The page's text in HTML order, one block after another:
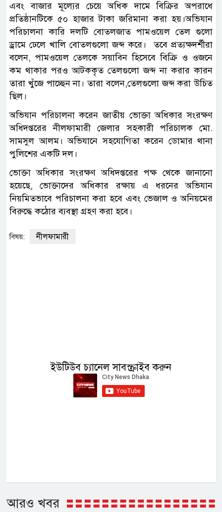
এবং বাজার মূল্যের চেয়ে অধিক দামে বিক্রির অপরাধে
প্রতিষ্ঠানটিকে ৫০ হাজার টাকা জরিমানা করা হয়।অভিযান
পরিচালনা কারি দলটি বোতলজাত পামওয়েল তেল গুলো
ড্রামে ঢেলে খালি বোতলগুলো জব্দ করে। তবে প্রত্যক্ষদর্শীরা
বলেন, পামওয়েল তেলকে সয়াবিন হিসেবে বিক্রি ও ওজনে
কম থাকার পরও আটককৃত তেলগুলো জব্দ না করার কারন
তারা খুঁজে পাচ্ছেন না। তারা বলেন,তেলগুলো জব্দ করা উচিত
ছিল।
অভিযান পরিচালনা করেন জাতীয় ভোক্তা অধিকার সংরক্ষণ
অধিদপ্তরের নীলফামারী জেলার সহকারী পরিচালক মো.
সামসুল আলম। অভিযানে সহযোগিতা করেন ডোমার থানা
পুলিশের একটি দল।
ভোক্তা অধিকার সংরক্ষণ অধিদপ্তরের পক্ষ থেকে জানানো
হয়েছে, ভোক্তাদের অধিকার রক্ষায় এ ধরনের অভিযান
নিয়মিতভাবে পরিচালনা করা হবে এবং ভেজাল ও অনিয়মের
বিরুদ্ধে কঠোর ব্যবস্থা গ্রহণ করা হবে।
বিষয়: নীলফামারী
ইউটিউব চ্যানেল সাবস্ক্রাইব করুন
আরও খবর